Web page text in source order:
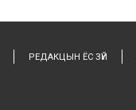
РЕДАКЦЫН ЁС ЗҮЙ